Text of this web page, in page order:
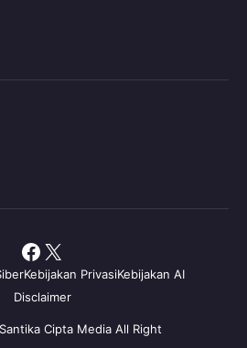
Cipta Media All Right
Kebijakan PrivasiKebijakan AI
Disclaimer
Facebook
X